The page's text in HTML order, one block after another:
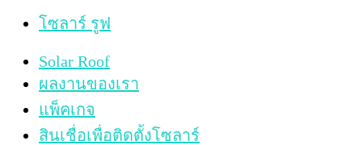
โซลาร์ รูฟ
Solar Roof
ผลงานของเรา
แพ็คเกจ
สินเชื่อเพื่อติดตั้งโซลาร์